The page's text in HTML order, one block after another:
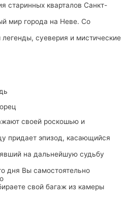
старинных кварталов Санкт-
мир города на Неве. Со
суеверия и мистические
своей роскошью и
придает эпизод, касающийся
на дальнейшую судьбу
дня Вы самостоятельно
свой багаж из камеры